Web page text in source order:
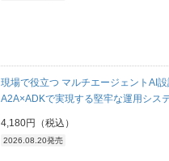
現場で役立つ マルチエージェントAI
A2A×ADKで実現する堅牢な運用シス
4,180円（税込）
2026.08.20発売